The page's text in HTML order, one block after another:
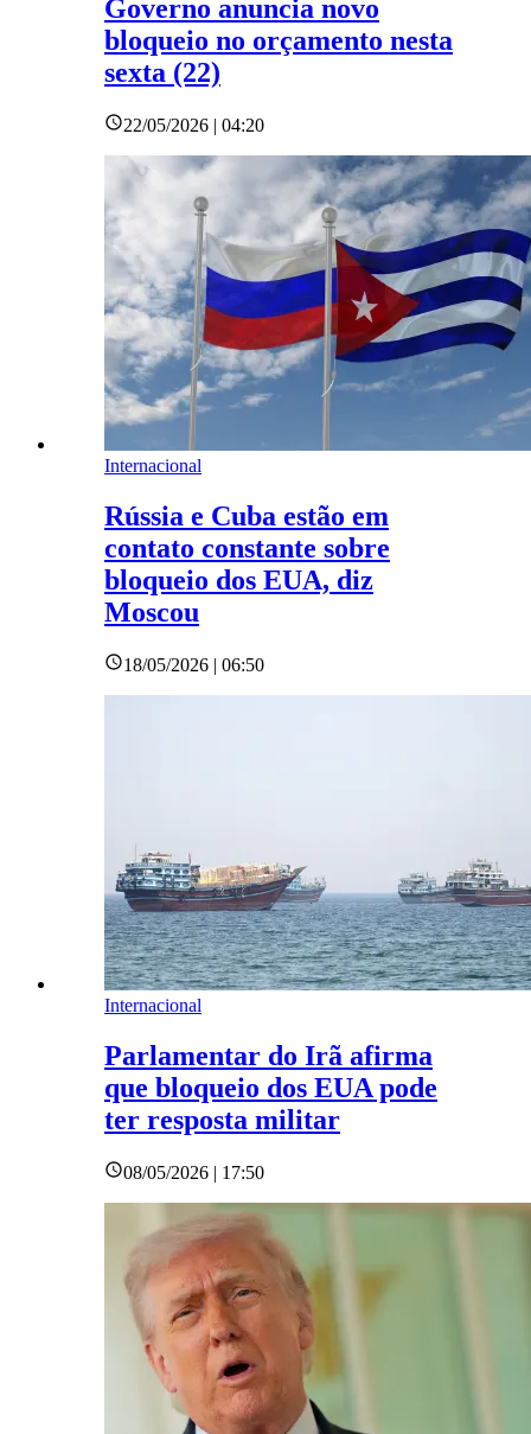
Governo anuncia novo
bloqueio no orçamento nesta
sexta (22)
22/05/2026 | 04:20
Internacional
Rússia e Cuba estão em
contato constante sobre
bloqueio dos EUA, diz
Moscou
18/05/2026 | 06:50
Internacional
Parlamentar do Irã afirma
que bloqueio dos EUA pode
ter resposta militar
08/05/2026 | 17:50